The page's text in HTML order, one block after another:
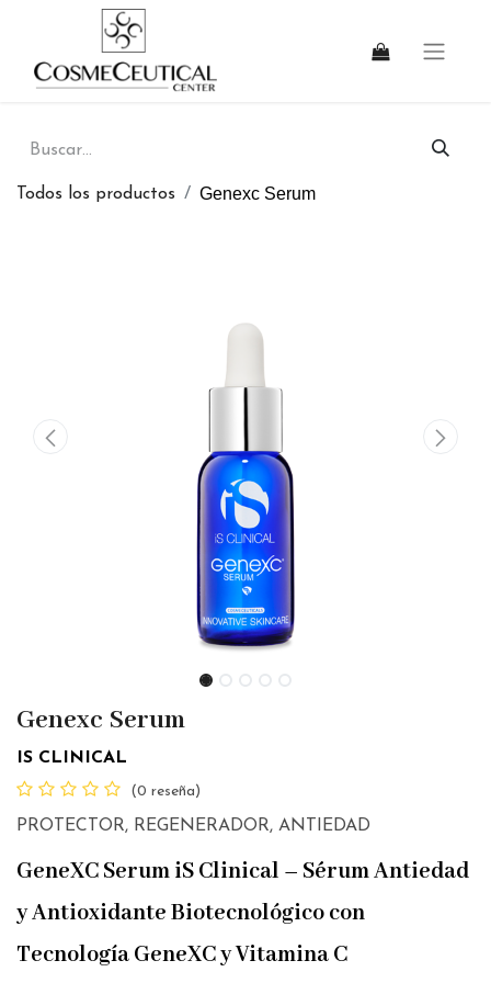
Todos los productos Genexc Serum
Genexc Serum
IS CLINICAL
(0 reseña)
PROTECTOR, REGENERADOR, ANTIEDAD
GeneXC Serum iS Clinical – Sérum Antiedad
y Antioxidante Biotecnológico con
Tecnología GeneXC y Vitamina C